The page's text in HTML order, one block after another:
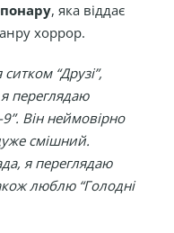
, яка віддає
хоррор.
“Друзі”,
переглядаю
Він неймовірно
смішний.
я переглядаю
люблю “Голодні